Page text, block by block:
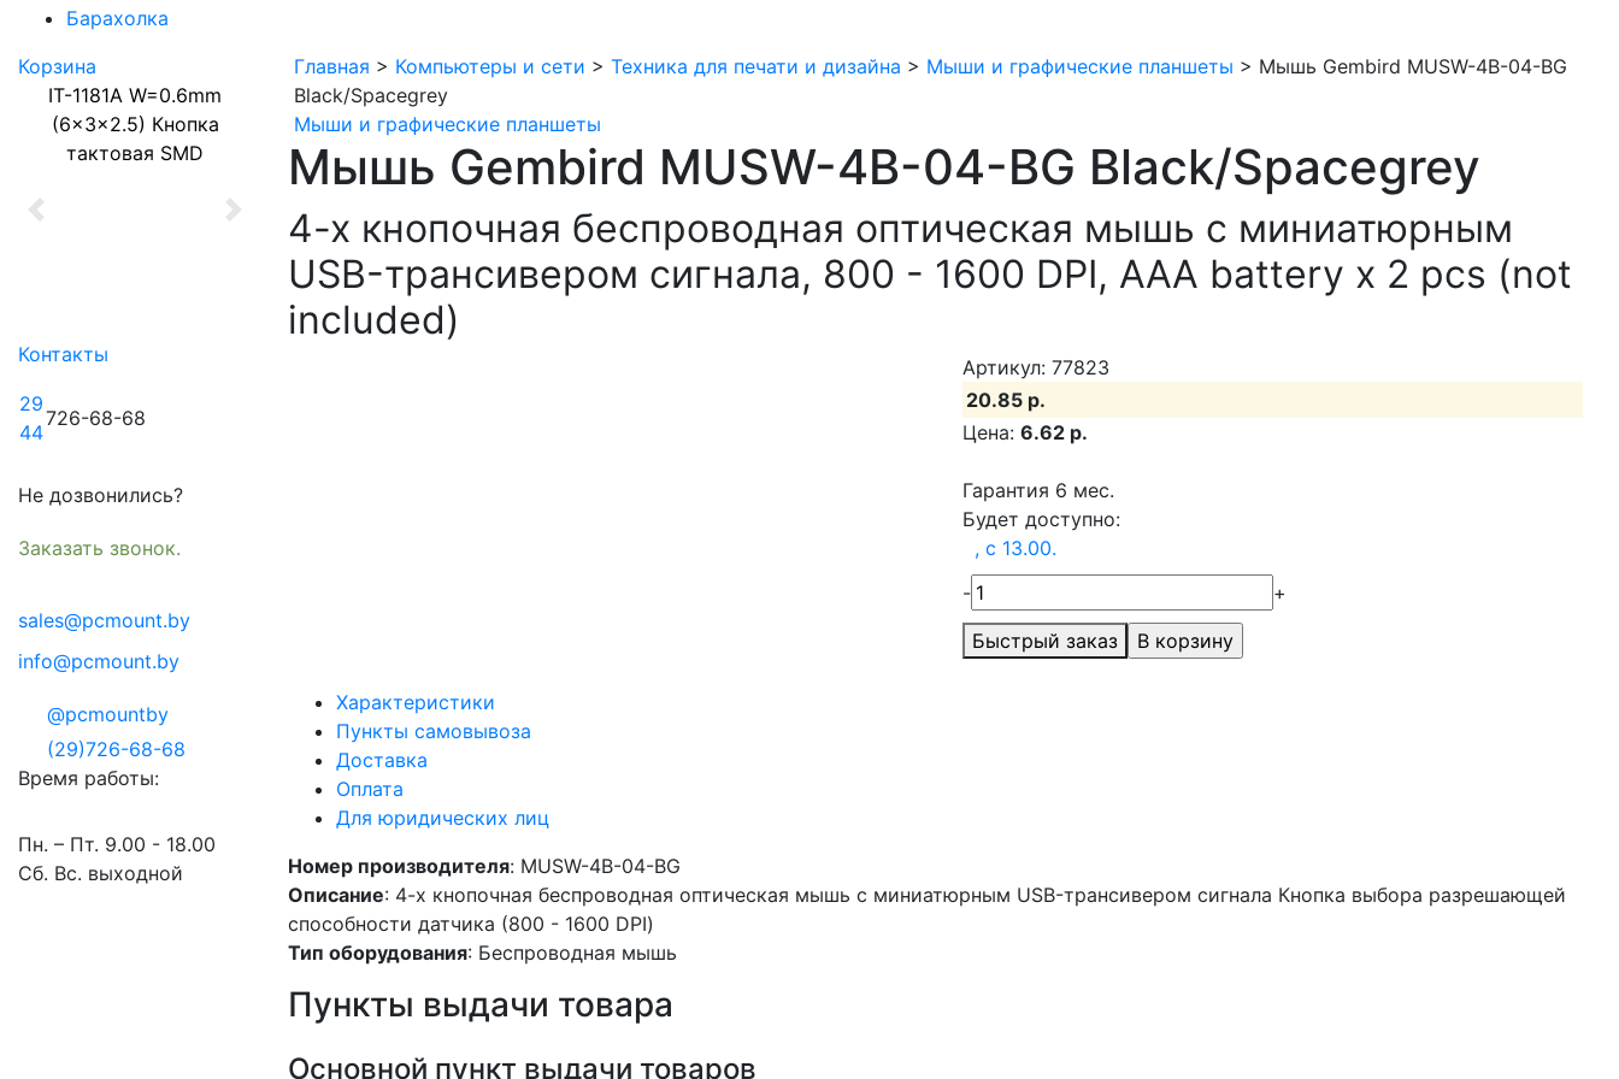
Барахолка
Корзина
IT-1181A W=0.6mm
(6x3x2.5) Кнопка
тактовая SMD
Previous Next
Контакты
29
44
726-68-68
Не дозвонились?
Заказать звонок.
sales@pcmount.by
info@pcmount.by
@pcmountby
(29)726-68-68
Время работы:
Пн. – Пт. 9.00 - 18.00
Сб. Вс. выходной
Главная > Компьютеры и сети > Техника для печати и дизайна > Мыши и графические планшеты > Мышь Gembird MUSW-4B-04-BG
Black/Spacegrey
Мыши и графические планшеты
Мышь Gembird MUSW-4B-04-BG Black/Spacegrey
4-х кнопочная беспроводная оптическая мышь с миниатюрным
USB-трансивером сигнала, 800 - 1600 DPI, AAA battery x 2 pcs (not
included)
Артикул: 77823
20.85 р.
Цена: 6.62 р.
Гарантия 6 мес.
Будет доступно:
, c 13.00.
-
+
Быстрый заказ
Характеристики
Пункты самовывоза
Доставка
Оплата
Для юридических лиц
Номер производителя: MUSW-4B-04-BG
Описание: 4-х кнопочная беспроводная оптическая мышь с миниатюрным USB-трансивером сигнала Кнопка выбора разрешающей
способности датчика (800 - 1600 DPI)
Тип оборудования: Беспроводная мышь
Пункты выдачи товара
Основной пункт выдачи товаров